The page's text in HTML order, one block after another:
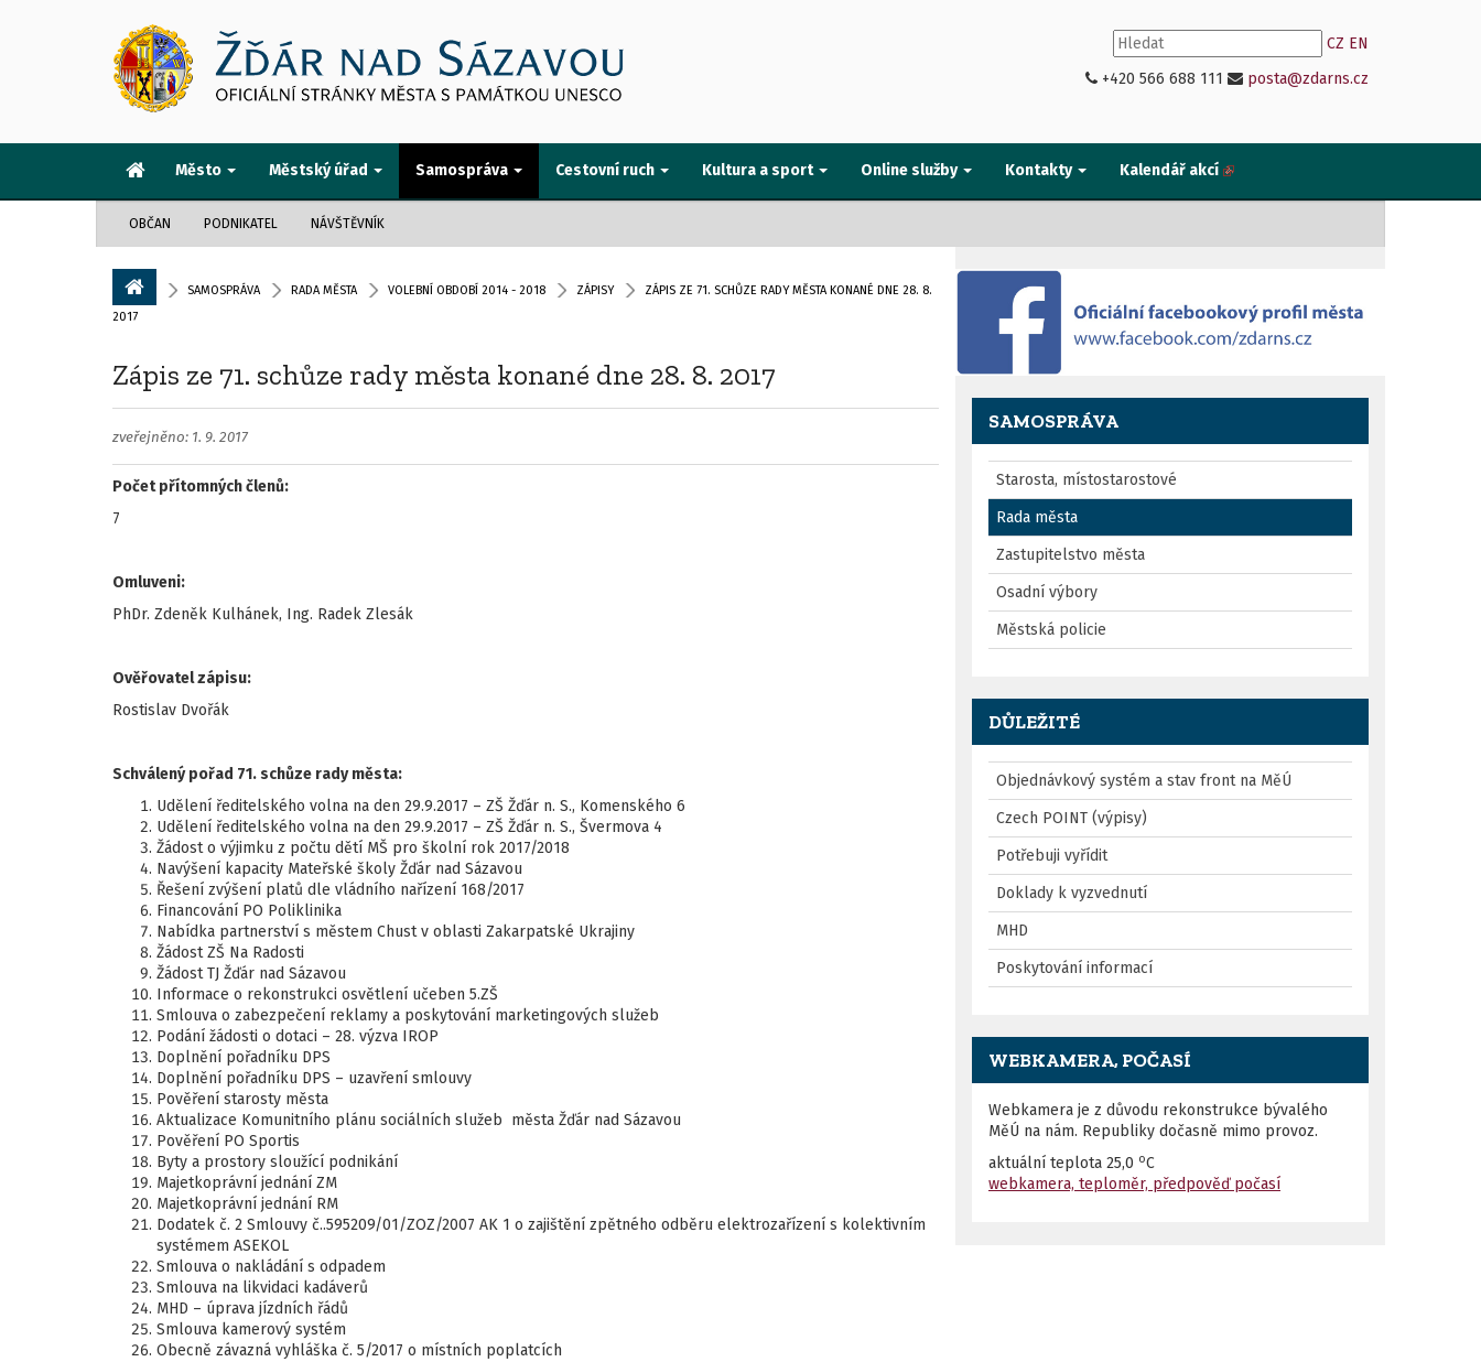
CZ EN
+420 566 688 111
posta@zdarns.cz
Město Městský úřad Samospráva Cestovní ruch Kultura a sport Online služby Kontakty Kalendář akcí
OBČAN PODNIKATEL NÁVŠTĚVNÍK
SAMOSPRÁVA RADA MĚSTA VOLEBNÍ OBDOBÍ 2014 - 2018 ZÁPISY
ZÁPIS ZE 71. SCHŮZE RADY MĚSTA KONANÉ DNE 28. 8.
2017
Zápis ze 71. schůze rady města konané dne 28. 8. 2017
zveřejněno: 1. 9. 2017
Počet přítomných členů:
7
Omluveni:
PhDr. Zdeněk Kulhánek, Ing. Radek Zlesák
Ověřovatel zápisu:
Rostislav Dvořák
Schválený pořad 71. schůze rady města:
Udělení ředitelského volna na den 29.9.2017 – ZŠ Žďár n. S., Komenského 6
Udělení ředitelského volna na den 29.9.2017 – ZŠ Žďár n. S., Švermova 4
Žádost o výjimku z počtu dětí MŠ pro školní rok 2017/2018
Navýšení kapacity Mateřské školy Žďár nad Sázavou
Řešení zvýšení platů dle vládního nařízení 168/2017
Financování PO Poliklinika
Nabídka partnerství s městem Chust v oblasti Zakarpatské Ukrajiny
Žádost ZŠ Na Radosti
Žádost TJ Žďár nad Sázavou
Informace o rekonstrukci osvětlení učeben 5.ZŠ
Smlouva o zabezpečení reklamy a poskytování marketingových služeb
Podání žádosti o dotaci – 28. výzva IROP
Doplnění pořadníku DPS
Doplnění pořadníku DPS – uzavření smlouvy
Pověření starosty města
Aktualizace Komunitního plánu sociálních služeb města Žďár nad Sázavou
Pověření PO Sportis
Byty a prostory sloužící podnikání
Majetkoprávní jednání ZM
Majetkoprávní jednání RM
Dodatek č. 2 Smlouvy č..595209/01/ZOZ/2007 AK 1 o zajištění zpětného odběru elektrozařízení s kolektivním
systémem ASEKOL
Smlouva o nakládání s odpadem
Smlouva na likvidaci kadáverů
MHD – úprava jízdních řádů
Smlouva kamerový systém
Obecně závazná vyhláška č. 5/2017 o místních poplatcích
SAMOSPRÁVA
Starosta, místostarostové
Rada města
Zastupitelstvo města
Osadní výbory
Městská policie
DŮLEŽITÉ
Objednávkový systém a stav front na MěÚ
Czech POINT (výpisy)
Potřebuji vyřídit
Doklady k vyzvednutí
MHD
Poskytování informací
WEBKAMERA, POČASÍ
Webkamera je z důvodu rekonstrukce bývalého
MěÚ na nám. Republiky dočasně mimo provoz.
aktuální teplota 25,0 oC
webkamera, teploměr, předpověď počasí